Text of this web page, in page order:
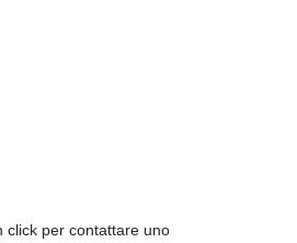
click per contattare uno